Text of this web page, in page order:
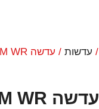
/ עדשות / עדשה Fuji XF 16-55mm f/2.8 R LM WR פוגי
עדשה Fuji XF 16-55mm f/2.8 R LM WR פוגי